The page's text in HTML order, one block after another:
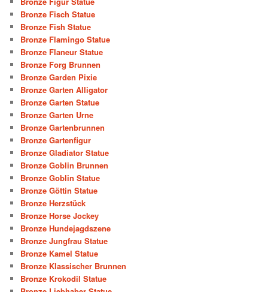
Bronze Fisch Statue
Bronze Fish Statue
Bronze Flamingo Statue
Bronze Flaneur Statue
Bronze Forg Brunnen
Bronze Garden Pixie
Bronze Garten Alligator
Bronze Garten Statue
Bronze Garten Urne
Bronze Gartenbrunnen
Bronze Gartenfigur
Bronze Gladiator Statue
Bronze Goblin Brunnen
Bronze Goblin Statue
Bronze Göttin Statue
Bronze Herzstück
Bronze Horse Jockey
Bronze Hundejagdszene
Bronze Jungfrau Statue
Bronze Kamel Statue
Bronze Klassischer Brunnen
Bronze Krokodil Statue